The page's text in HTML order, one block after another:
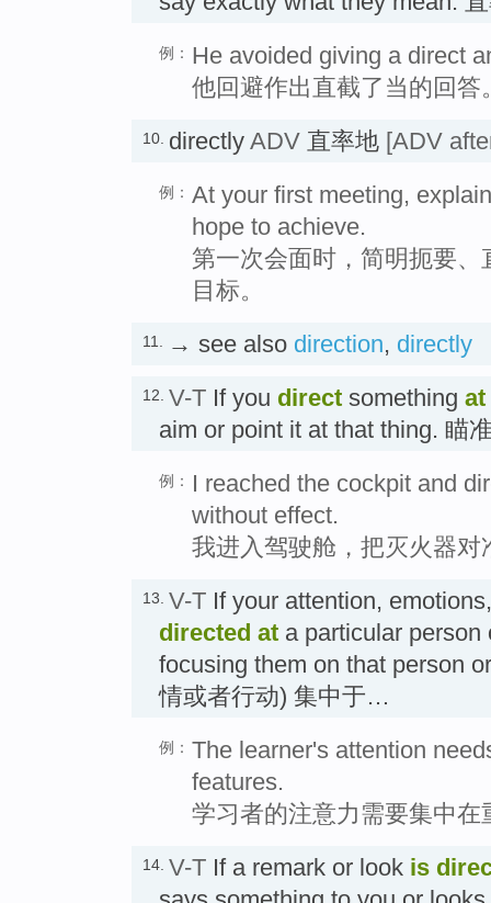
例： He avoided giving a direct
他回避作出直截了当的回答
10. directly ADV 直率地 [ADV
例： At your first meeting,
hope to achieve.
第一次会面时，简明扼要
目标。
11. → see also direction, directly
12. V-T If you direct something at
aim or point it at that thing. 瞄
例：
I reached the cockpit and
without effect.
我进入驾驶舱，把灭火器
13. V-T If your attention,
directed at a particular person
focusing them on that person
情或者行动) 集中于…
例： The learner's attention
features.
学习者的注意力需要集中在
14. V-T If a remark or look is